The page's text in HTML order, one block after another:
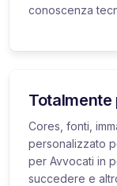
conoscenza
Cores, fonti,
personalizzato
per Avvocati in
succedere e